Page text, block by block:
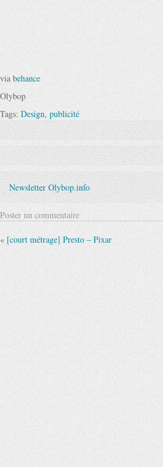
via behance
Olybop
Tags: Design, publicité
Newsletter Olybop.info
Poster un commentaire
« [court métrage] Presto – Pixar